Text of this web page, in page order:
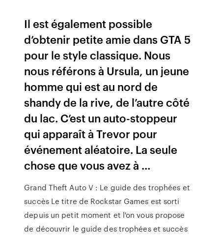
Il est également possible
d’obtenir petite amie dans GTA 5
pour le style classique. Nous
nous référons à Ursula, un jeune
homme qui est au nord de
shandy de la rive, de l’autre côté
du lac. C’est un auto-stoppeur
qui apparaît à Trevor pour
événement aléatoire. La seule
chose que vous avez à …
Grand Theft Auto V : Le guide des trophées et
succès Le titre de Rockstar Games est sorti
depuis un petit moment et l'on vous propose
de découvrir le guide des trophées et succès